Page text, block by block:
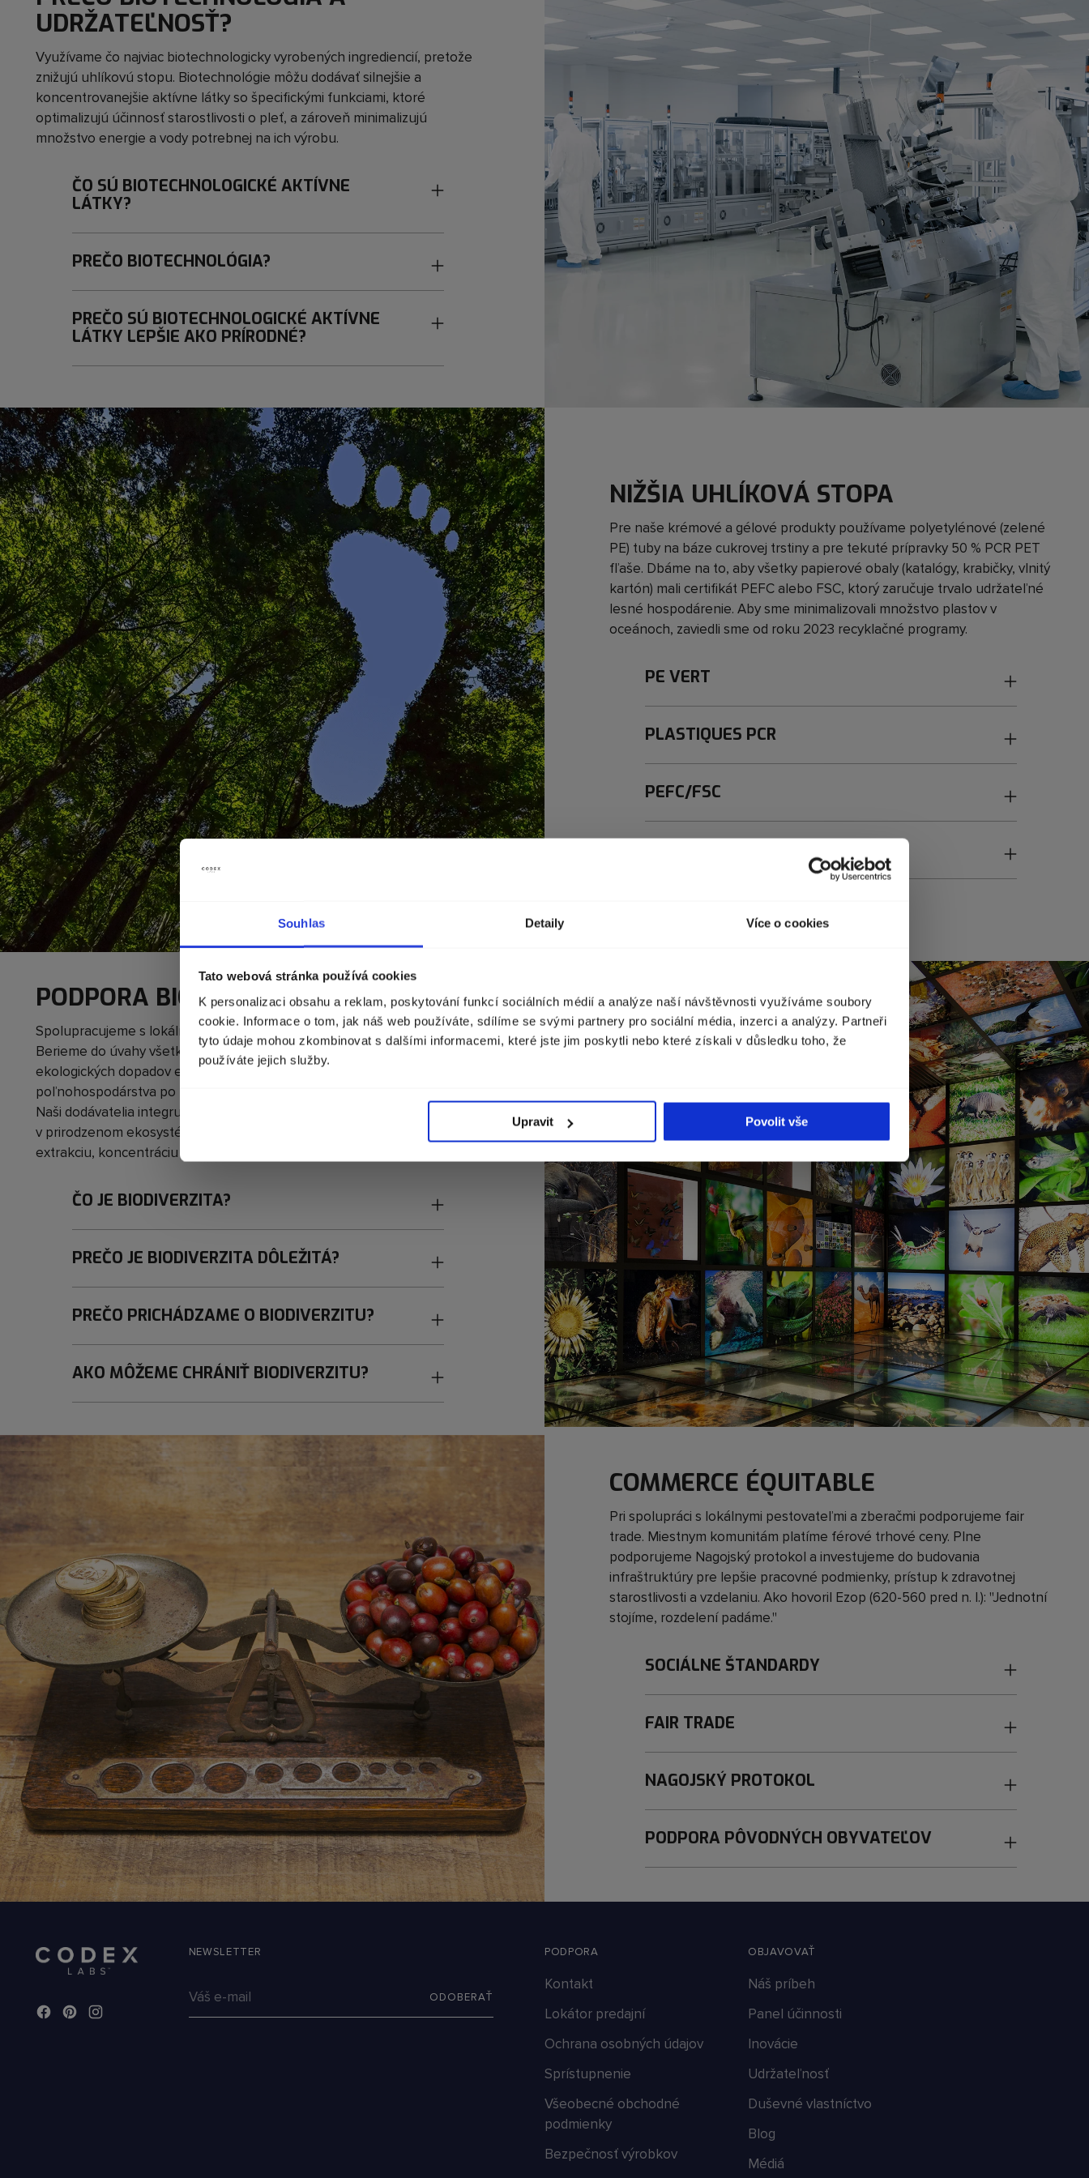
Souhlas Detaily Více o cookies
Tato webová stránka používá cookies
K personalizaci obsahu a reklam, poskytování funkcí sociálních médií a analýze naší návštěvnosti využíváme soubory
cookie. Informace o tom, jak náš web používáte, sdílíme se svými partnery pro sociální média, inzerci a analýzy. Partneři
tyto údaje mohou zkombinovat s dalšími informacemi, které jste jim poskytli nebo které získali v důsledku toho, že
používáte jejich služby.
Upravit Povolit vše
Zvolte zemi doručení
Mena Francúzsko (€)
UDRŽATEĽNOSŤ?
Využívame čo najviac biotechnologicky vyrobených ingrediencií, pretože
znižujú uhlíkovú stopu. Biotechnológie môžu dodávať silnejšie a
koncentrovanejšie aktívne látky so špecifickými funkciami, ktoré
optimalizujú účinnosť starostlivosti o pleť, a zároveň minimalizujú
množstvo energie a vody potrebnej na ich výrobu.
ČO SÚ BIOTECHNOLOGICKÉ AKTÍVNE
LÁTKY?
PREČO BIOTECHNOLÓGIA?
PREČO SÚ BIOTECHNOLOGICKÉ AKTÍVNE
LÁTKY LEPŠIE AKO PRÍRODNÉ?
NIŽŠIA UHLÍKOVÁ STOPA
Pre naše krémové a gélové produkty používame polyetylénové (zelené
PE) tuby na báze cukrovej trstiny a pre tekuté prípravky 50 % PCR PET
fľaše. Dbáme na to, aby všetky papierové obaly (katalógy, krabičky, vlnitý
kartón) mali certifikát PEFC alebo FSC, ktorý zaručuje trvalo udržateľné
lesné hospodárenie. Aby sme minimalizovali množstvo plastov v
oceánoch, zaviedli sme od roku 2023 recyklačné programy.
PE VERT
PLASTIQUES PCR
PEFC/FSC
PODPORA BIODIVERZITY
Spolupracujeme s lokálnymi etnobotanikmi a domorodými obyvateľmi.
Berieme do úvahy všetko od biologickej dostupnosti rastlinného druhu a
ekologických dopadov ekologického/biodynamického
poľnohospodárstva po miestny bióm a komunitu pôvodných obyvateľov.
Naši dodávatelia integrujú kompletný výrobný reťazec: od zberu biomasy
v prirodzenom ekosystéme, či v poľnohospodárskej produkcii po
extrakciu, koncentráciu alebo fermentáciu bioaktívnej látky.
ČO JE BIODIVERZITA?
PREČO JE BIODIVERZITA DÔLEŽITÁ?
PREČO PRICHÁDZAME O BIODIVERZITU?
AKO MÔŽEME CHRÁNIŤ BIODIVERZITU?
COMMERCE ÉQUITABLE
Pri spolupráci s lokálnymi pestovateľmi a zberačmi podporujeme fair
trade. Miestnym komunitám platíme férové trhové ceny. Plne
podporujeme Nagojský protokol a investujeme do budovania
infraštruktúry pre lepšie pracovné podmienky, prístup k zdravotnej
starostlivosti a vzdelaniu. Ako hovoril Ezop (620-560 pred n. l.): "Jednotní
stojíme, rozdelení padáme."
SOCIÁLNE ŠTANDARDY
FAIR TRADE
NAGOJSKÝ PROTOKOL
PODPORA PÔVODNÝCH OBYVATEĽOV
NEWSLETTER
e-
ODOBERAŤ
PODPORA
Kontakt
Lokátor predajní
Ochrana osobných údajov
Sprístupnenie
Všeobecné obchodné
podmienky
Bezpečnosť výrobkov
OBJAVOVAŤ
Náš príbeh
Panel účinnosti
Inovácie
Udržateľnosť
Duševné vlastníctvo
Blog
Médiá